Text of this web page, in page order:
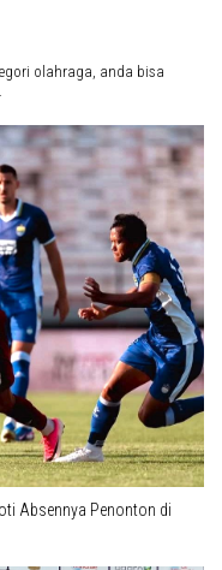
Utama
City Tumbang dari
Madrid 2-1, Bryan
Dua Gol Sirna
Perang Puncaki Klasemen
Persaingan Grup B Piala